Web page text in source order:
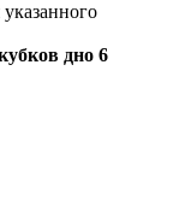
дно 6